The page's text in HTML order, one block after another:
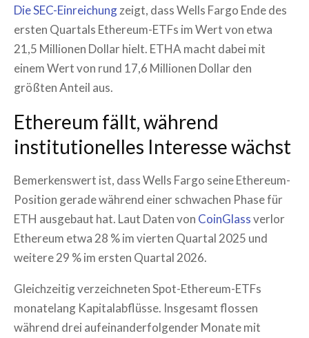
Die SEC-Einreichungzeigt, dass Wells Fargo Ende des
ersten Quartals Ethereum-ETFs im Wert von etwa
21,5 Millionen Dollar hielt. ETHA macht dabei mit
einem Wert von rund 17,6 Millionen Dollar den
größten Anteil aus.
Ethereum fällt, während
institutionelles Interesse wächst
Bemerkenswert ist, dass Wells Fargo seine Ethereum-
Position gerade während einer schwachen Phase für
ETH ausgebaut hat. Laut Daten von CoinGlassverlor
Ethereum etwa 28 % im vierten Quartal 2025 und
weitere 29 % im ersten Quartal 2026.
Gleichzeitig verzeichneten Spot-Ethereum-ETFs
monatelang Kapitalabflüsse. Insgesamt flossen
während drei aufeinanderfolgender Monate mit